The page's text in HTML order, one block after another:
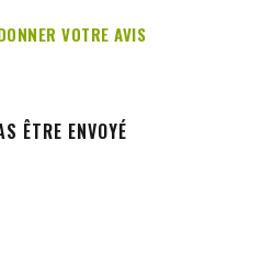
VOTRE AVIS
ÊTRE ENVOYÉ